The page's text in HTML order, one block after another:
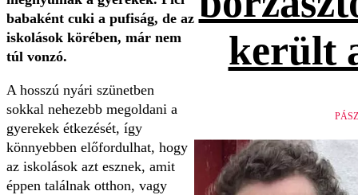
babaként cuki a pufiság, de az
iskolások körében, már nem
túl vonzó.
A hosszú nyári szünetben
sokkal nehezebb megoldani a
gyerekek étkezését, így
könnyebben előfordulhat, hogy
az iskolások azt esznek, amit
éppen találnak otthon, vagy
került